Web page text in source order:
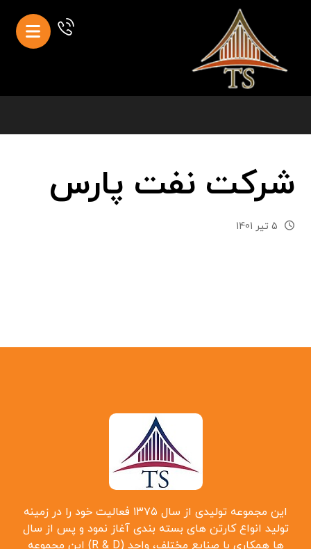
شرکت نفت پارس
5 تیر 1401
این مجموعه تولیدی از سال ۱۳۷۵ فعالیت خود را در زمینه
تولید انواع کارتن ‌های بسته بندی آغاز نمود و پس از سال
‌ها همکاری با صنایع مختلف، واحد (R & D) این مجموعه